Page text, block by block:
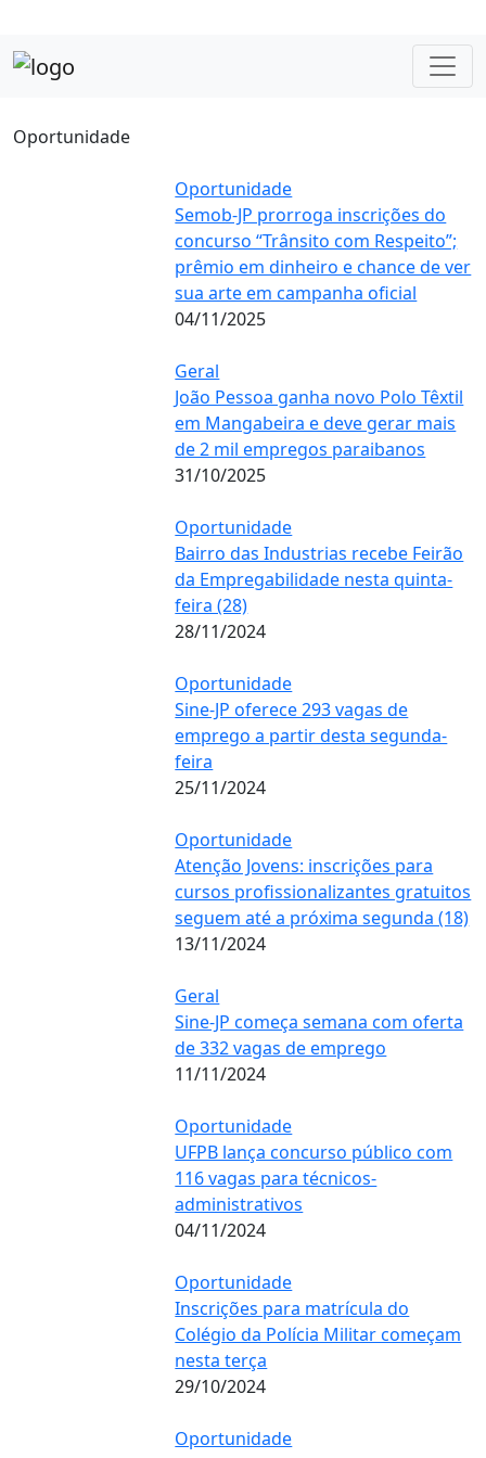
Oportunidade
Oportunidade
Semob-JP prorroga inscrições do
concurso “Trânsito com Respeito”;
prêmio em dinheiro e chance de ver
sua arte em campanha oficial
04/11/2025
Geral
João Pessoa ganha novo Polo Têxtil
em Mangabeira e deve gerar mais
de 2 mil empregos paraibanos
31/10/2025
Oportunidade
Bairro das Industrias recebe Feirão
da Empregabilidade nesta quinta-
feira (28)
28/11/2024
Oportunidade
Sine-JP oferece 293 vagas de
emprego a partir desta segunda-
feira
25/11/2024
Oportunidade
Atenção Jovens: inscrições para
cursos profissionalizantes gratuitos
seguem até a próxima segunda (18)
13/11/2024
Geral
Sine-JP começa semana com oferta
de 332 vagas de emprego
11/11/2024
Oportunidade
UFPB lança concurso público com
116 vagas para técnicos-
administrativos
04/11/2024
Oportunidade
Inscrições para matrícula do
Colégio da Polícia Militar começam
nesta terça
29/10/2024
Oportunidade